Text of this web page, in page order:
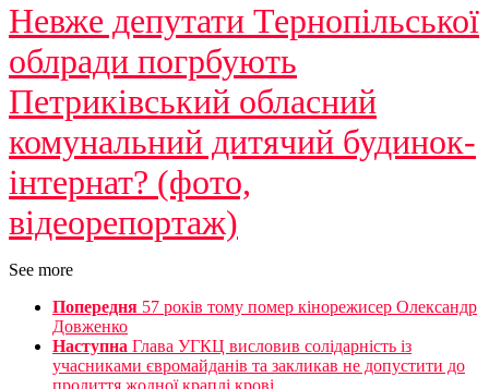
Невже депутати Тернопільської
облради погрбують
Петриківський обласний
комунальний дитячий будинок-
інтернат? (фото,
відеорепортаж)
See more
Попередня 57 років тому помер кінорежисер Олександр
Довженко
Наступна Глава УГКЦ висловив солідарність із
учасниками євромайданів та закликав не допустити до